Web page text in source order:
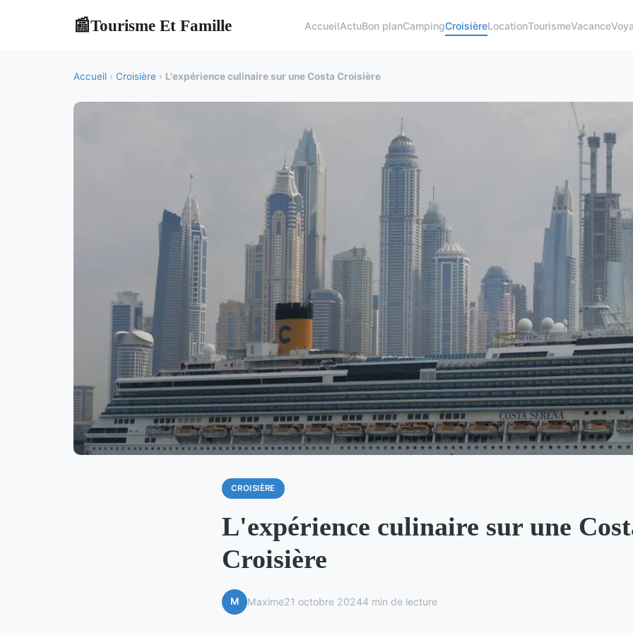
📰Tourisme Et Famille AccueilActuBon planCampingCroisièreLocationTourismeVacance
Accueil › Croisière › L'expérience culinaire sur une Costa Croisière
CROISIÈRE
L'expérience culinaire sur une
Croisière
M Maxime21 octobre 20244 min de lecture